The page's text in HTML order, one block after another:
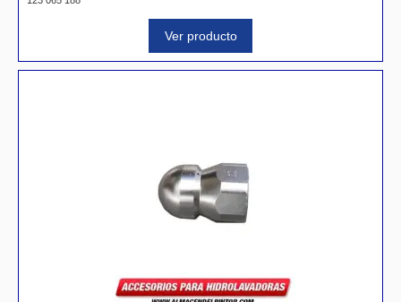
Ver producto